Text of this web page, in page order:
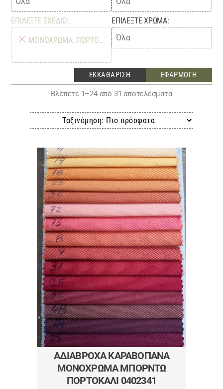
ΕΠΙΛΈΞΤΕ ΣΧΈΔΙΟ:
× ΜΟΝΌΧΡΩΜΑ: ΠΟΡΤΟΚΑΛΙ
ΕΠΙΛΈΞΤΕ ΧΡΏΜΑ:
Βλέπετε 1–24 από 31 αποτελέσματαSorted
latest
ΑΔΙΆΒΡΟΧΑ ΚΑΡΑΒΌΠΑΝΑ
ΜΟΝΌΧΡΩΜΑ ΜΠΟΡΝΤΏ
ΠΟΡΤΟΚΑΛΊ 0402341